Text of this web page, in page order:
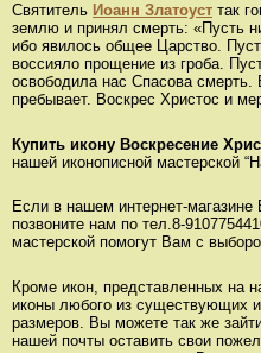
Святитель Иоанн Златоуст так
землю и принял смерть: «Пусть
ибо явилось общее Царство.
воссияло прощение из гроба.
освободила нас Спасова
пребывает. Воскрес Христос и
Купить икону Воскресение
нашей иконописной мастерской
Если в нашем интернет-
позвоните нам по тел.8-
мастерской помогут Вам с
Кроме икон, представленных на
иконы любого из существующих
размеров. Вы можете так же
нашей почты оставить свои